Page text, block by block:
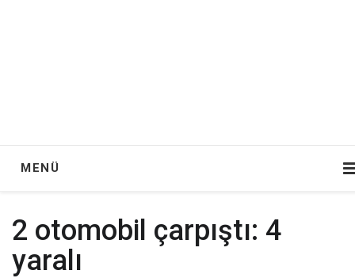
MENÜ
2 otomobil çarpıştı: 4
yaralı